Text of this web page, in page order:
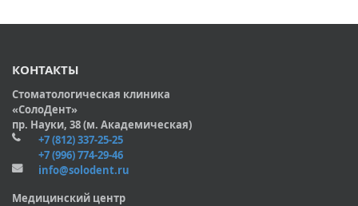
КОНТАКТЫ
Стоматологическая клиника
«СолоДент»
пр. Науки, 38 (м. Академическая)
+7 (812) 337-25-25
+7 (996) 774-29-46
info@solodent.ru
Медицинский центр